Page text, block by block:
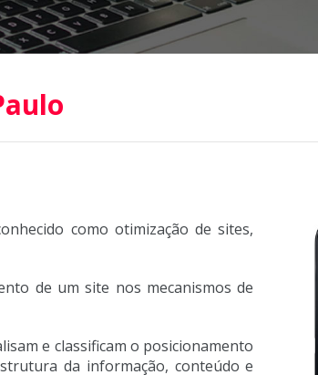
como otimização de sites,
de um site nos mecanismos de
e classificam o posicionamento
da informação, conteúdo e